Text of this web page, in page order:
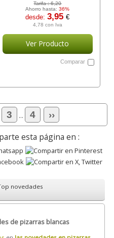
Tarifa :6,20
Ahorro hasta:36%
desde:3,95€
4,78 con Iva
Ver Producto
Comparar
3 ... 4 ››
esta página en :
novedades
de pizarras blancas